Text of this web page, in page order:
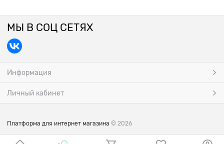
МЫ В СОЦ СЕТЯХ
Информация
Личный кабинет
Платформа для интернет магазина © 2026